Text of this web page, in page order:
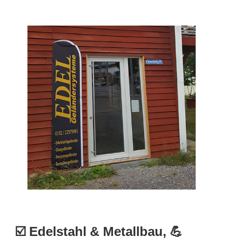
☑️ Edelstahl & Metallbau, 💪